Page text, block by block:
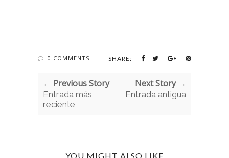
0 COMMENTS SHARE:
← Previous Story
Entrada más
reciente
Next Story →
Entrada antigua
YOU MIGHT ALSO LIKE